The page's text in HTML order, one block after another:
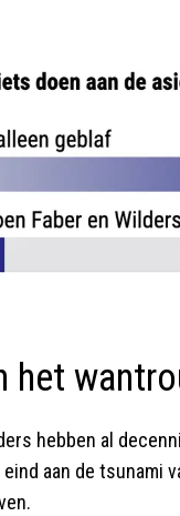
het
hebben al
aan de tsunami